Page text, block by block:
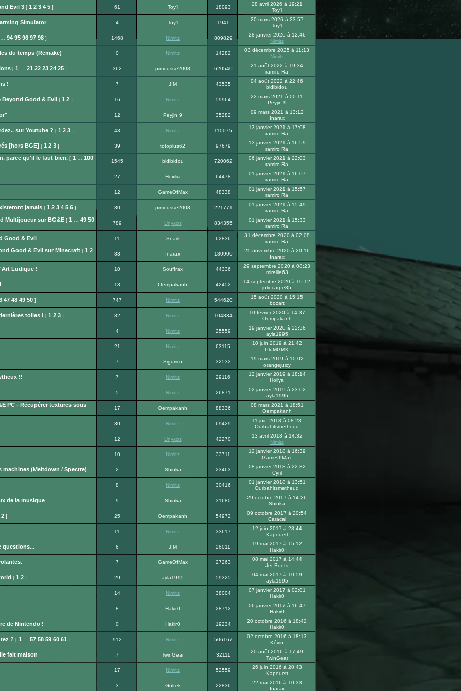
Evil 3[ 1 2 3 4 5] 61 Toy'l 18093
28 avril 2026 à 19:21
Toy'l
Simulator 4 Toy'l 1941
20 mars 2026 à 23:57
Toy'l
94 95 96 97 98] 1468 Nimitz 809829
28 janvier 2026 à 12:46
Nimitz
du temps (Remake) 0 Nimitz 14282
03 décembre 2025 à 11:13
Nimitz
[ 1 21 22 23 24 25] 362 pimousse2008 620540
21 août 2022 à 19:34
ramiro Ra
! 7 JIM 43535
04 août 2022 à 22:46
bidibidou
Good & Evil [ 1 2] 16 Nimitz 59964
22 mars 2021 à 00:11
Peyjin 9
12 Peyjin 9 35282
09 mars 2021 à 13:12
Inarax
sur Youtube ? [ 1 2 3] 43 Nimitz 110075
13 janvier 2021 à 17:08
ramiro Ra
[hors BGE] [ 1 2 3] 39 totoplus62 97679
13 janvier 2021 à 16:59
ramiro Ra
parce qu'il le faut bien.[ 1
100
1545 bidibidou 720062
06 janvier 2021 à 22:03
ramiro Ra
27 Hexilia 64478
01 janvier 2021 à 16:07
ramiro Ra
12 GameOfMax 48338
01 janvier 2021 à 15:57
ramiro Ra
jamais[ 1 2 3 4 5 6] 80 pimousse2008 221771
01 janvier 2021 à 15:49
ramiro Ra
Multijoueur sur BG&E[ 1 49 50
789 Unyxos 834355
01 janvier 2021 à 15:33
ramiro Ra
Good & Evil 11 Snaik 62836
31 décembre 2020 à 02:08
ramiro Ra
Good & Evil sur Minecraft[ 1 2
83 Inarax 180900
25 novembre 2020 à 20:16
Inarax
Ludique ! 10 Souffrax 44336
29 septembre 2020 à 08:23
mireille63
13 Oempakanh 42452
14 septembre 2020 à 10:12
juliecarpe85
47 48 49 50] 747 Nimitz 544620
15 août 2020 à 15:15
bozart
toiles ! [ 1 2 3] 32 Nimitz 104834
10 février 2020 à 14:37
Oempakanh
4 Nimitz 25559
19 janvier 2020 à 22:36
ayla1995
21 Nimitz 63115
10 juin 2019 à 21:42
PluMGMK
7 Sigurico 32532
19 mars 2019 à 10:02
orangejuicy
!! 7 Nimitz 29116
12 janvier 2019 à 18:14
Hollya
5 Nimitz 26871
02 janvier 2019 à 23:02
ayla1995
PC - Récupérer textures sous
17 Oempakanh 88336
08 mars 2021 à 18:51
Oempakanh
30 Nimitz 69429
11 juin 2018 à 08:23
Ourbahitsmetheud
12 Unyxos 42270
13 avril 2018 à 14:32
Nimitz
10 Nimitz 33711
12 janvier 2018 à 16:39
GameOfMax
(Meltdown / Spectre) 2 Shinka 23463
08 janvier 2018 à 22:32
Cyril
8 Nimitz 30416
01 janvier 2018 à 13:51
Ourbahitsmetheud
de la musique 9 Shinka 31680
29 octobre 2017 à 14:26
Shinka
2] 25 Oempakanh 54972
09 octobre 2017 à 20:54
Caracal
11 Nimitz 33617
12 juin 2017 à 23:44
Kapouett
questions... 6 JIM 26011
19 mai 2017 à 15:12
Hakir0
7 GameOfMax 27263
08 mai 2017 à 14:44
Jet-Boots
[ 1 2] 29 ayla1995 59325
04 mai 2017 à 10:59
ayla1995
14 Nimitz 38004
07 janvier 2017 à 02:01
Hakir0
8 Hakir0 28712
06 janvier 2017 à 16:47
Hakir0
de Nintendo ! 0 Hakir0 19234
20 octobre 2016 à 18:42
Hakir0
? [ 1 57 58 59 60 61 ] 912 Nimitz 506167
02 octobre 2016 à 18:13
Kévin
fait maison 7 TwinGear 32111
20 août 2016 à 17:49
TwinGear
17 Nimitz 52559
26 juin 2016 à 20:43
Kapouett
3 Goltek 22836
22 mai 2016 à 10:33
Inarax